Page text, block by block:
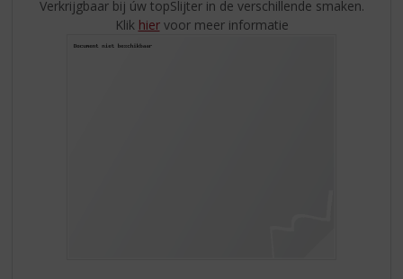
Verkrijgbaar bij úw topSlijter in de verschillende smaken.
Klik hiervoor meer informatie